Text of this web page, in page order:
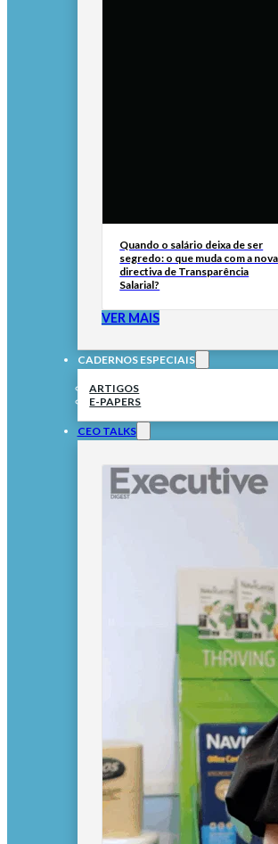
Quando o salário deixa de ser
segredo: o que muda com a nova
directiva de Transparência
Salarial?
VER MAIS
CADERNOS ESPECIAIS
ARTIGOS
E-PAPERS
CEO TALKS